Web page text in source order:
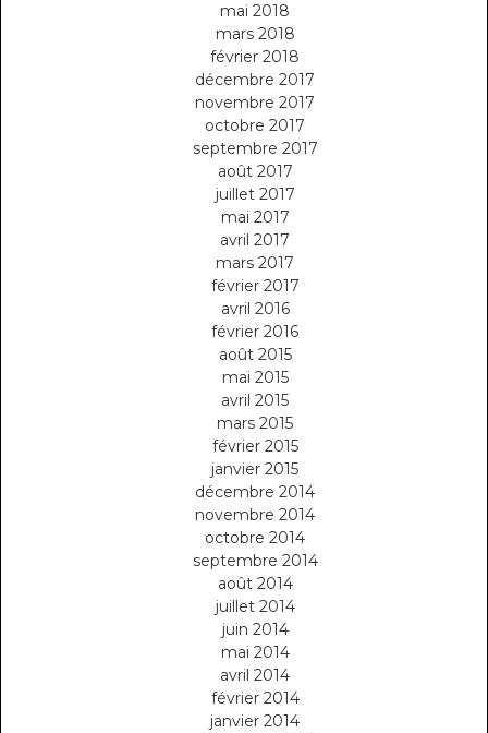
mai 2018
mars 2018
février 2018
décembre 2017
novembre 2017
octobre 2017
septembre 2017
août 2017
juillet 2017
mai 2017
avril 2017
mars 2017
février 2017
avril 2016
février 2016
août 2015
mai 2015
avril 2015
mars 2015
février 2015
janvier 2015
décembre 2014
novembre 2014
octobre 2014
septembre 2014
août 2014
juillet 2014
juin 2014
mai 2014
avril 2014
février 2014
janvier 2014